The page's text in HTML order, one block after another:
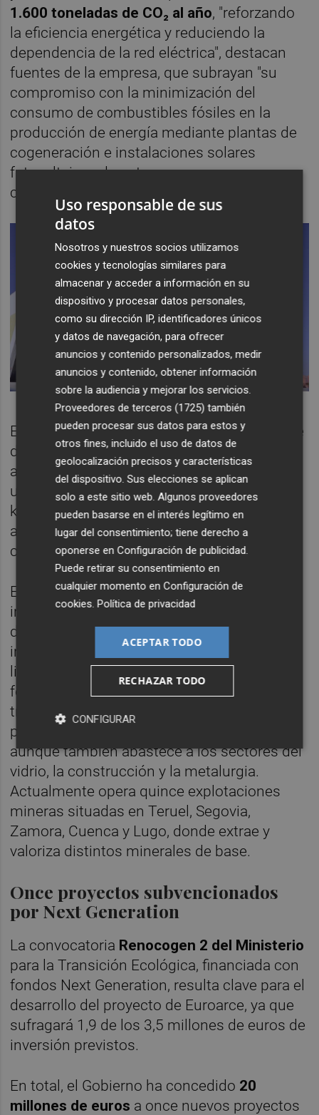
1.600 toneladas de CO₂ al año, "reforzando
la eficiencia energética y reduciendo la
dependencia de la red eléctrica", destacan
fuentes de la empresa, que subrayan "su
compromiso con la minimización del
consumo de combustibles fósiles en la
producción de energía mediante plantas de
cogeneración e instalaciones solares
fotovoltaicas de autoconsumo en sus
centros mineros e industriales".
En el conjunto de sus instalaciones, dispone
de una potencia fotovoltaica para
autoconsumo industrial de 18.000 kWp y
una producción anual de 28 millones de
kWh, lo que permite evitar la emisión a la
atmósfera de unas 3.200 toneladas de CO₂
cada año.
Euroarce es una de las marcas de minerales
industriales nacidas dentro del proceso de
diversificación delGrupo Samca. Desde sus
inicios en Teruel, su actividad ha estado
ligada a la extracción de arcillas, caolines,
feldespatos y arenas, así como a su
transformación en productos destinados
principalmente a la industria cerámica,
aunque también abastece a los sectores del
vidrio, la construcción y la metalurgia.
Actualmente opera quince explotaciones
mineras situadas en Teruel, Segovia,
Zamora, Cuenca y Lugo, donde extrae y
valoriza distintos minerales de base.
Once proyectos subvencionados
por Next Generation
La convocatoria Renocogen 2 del Ministerio
para la Transición Ecológica, financiada con
fondos Next Generation, resulta clave para el
desarrollo del proyecto de Euroarce, ya que
sufragará 1,9 de los 3,5 millones de euros de
inversión previstos.
En total, el Gobierno ha concedido 20
millones de euros a once nuevos proyectos
Uso responsable de sus
datos
Nosotros y nuestros socios utilizamos
cookies y tecnologías similares para
almacenar y acceder a información en su
dispositivo y procesar datos personales,
como su dirección IP, identificadores únicos
y datos de navegación, para ofrecer
anuncios y contenido personalizados, medir
anuncios y contenido, obtener información
sobre la audiencia y mejorar los servicios.
Proveedores de terceros (1725) también
pueden procesar sus datos para estos y
otros fines, incluido el uso de datos de
geolocalización precisos y características
del dispositivo. Sus elecciones se aplican
solo a este sitio web. Algunos proveedores
pueden basarse en el interés legítimo en
lugar del consentimiento; tiene derecho a
oponerse enConfiguración de publicidad.
Puede retirar su consentimiento en
cualquier momento enConfiguración de
cookies.Política de privacidad
ACEPTAR TODO
RECHAZAR TODO
CONFIGURAR